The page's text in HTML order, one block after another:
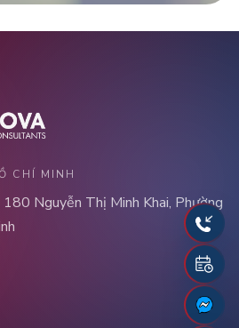
CHÍ MINH
180 Nguyễn Thị Minh Khai, Phường